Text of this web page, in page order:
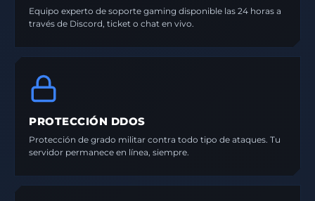
Equipo experto de soporte gaming disponible las 24 horas a
través de Discord, ticket o chat en vivo.
PROTECCIÓN DDOS
Protección de grado militar contra todo tipo de ataques. Tu
servidor permanece en línea, siempre.